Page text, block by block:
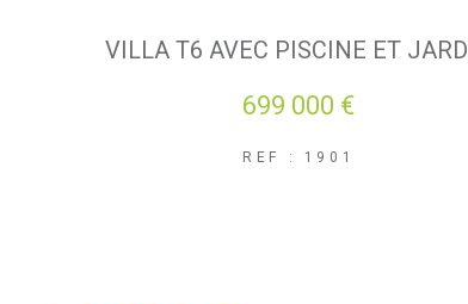
VILLA T6 AVEC PISCINE ET
699 000 €
REF : 1901